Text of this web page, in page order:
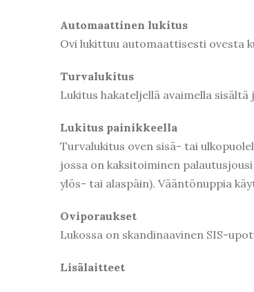
Automaattinen lukitus
Ovi lukittuu automaattisesti ovesta
Turvalukitus
Lukitus hakateljellä avaimella
Lukitus painikkeella
Turvalukitus oven sisä- tai
jossa on kaksitoiminen
ylös- tai alaspäin). Vääntönuppia
Oviporaukset
Lukossa on skandinaavinen SIS-
Lisälaitteet